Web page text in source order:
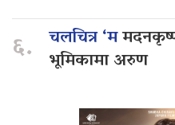
६. चलचित्र ‘म
भूमिकामा अरुण